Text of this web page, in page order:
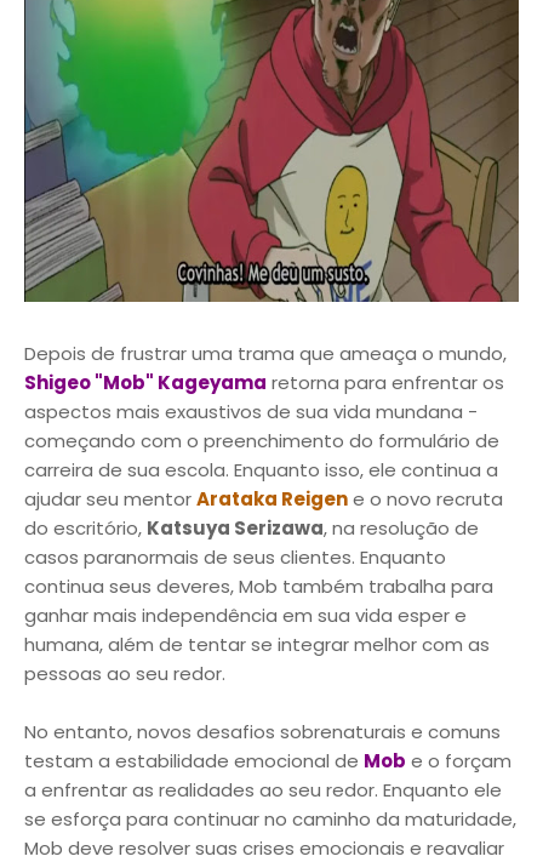
Depois de frustrar uma trama que ameaça o mundo,
Shigeo "Mob" Kageyama retorna para enfrentar os
aspectos mais exaustivos de sua vida mundana -
começando com o preenchimento do formulário de
carreira de sua escola. Enquanto isso, ele continua a
ajudar seu mentorArataka Reigene o novo recruta
do escritório, Katsuya Serizawa, na resolução de
casos paranormais de seus clientes. Enquanto
continua seus deveres, Mob também trabalha para
ganhar mais independência em sua vida esper e
humana, além de tentar se integrar melhor com as
pessoas ao seu redor.
No entanto, novos desafios sobrenaturais e comuns
testam a estabilidade emocional de Mob e o forçam
a enfrentar as realidades ao seu redor. Enquanto ele
se esforça para continuar no caminho da maturidade,
Mob deve resolver suas crises emocionais e reavaliar